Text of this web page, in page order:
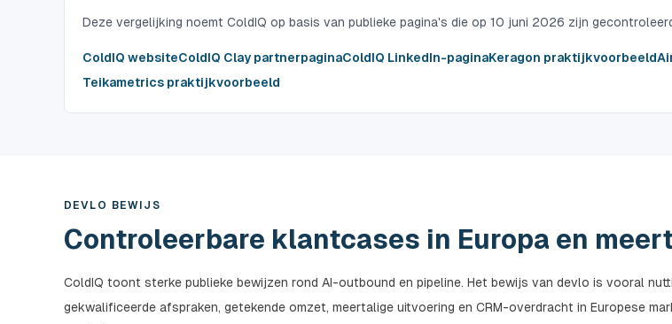
Deze vergelijking noemt ColdIQ op basis van publieke pagina's die op 10 juni 2026 zijn
ColdIQ websiteColdIQ Clay partnerpaginaColdIQ LinkedIn-paginaKeragon praktijkvoorbeeld
Teikametrics praktijkvoorbeeld
DEVLO BEWIJS
Controleerbare klantcases in Europa en
ColdIQ toont sterke publieke bewijzen rond AI-outbound en pipeline. Het bewijs van devlo is vooral
gekwalificeerde afspraken, getekende omzet, meertalige uitvoering en CRM-overdracht in Europese